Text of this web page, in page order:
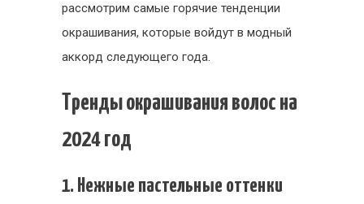
рассмотрим самые горячие тенденции
окрашивания, которые войдут в модный
аккорд следующего года.
Тренды окрашивания волос на
2024 год
1. Нежные пастельные оттенки